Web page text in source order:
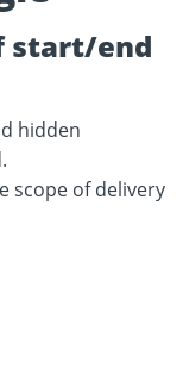
start/end
hidden
scope of delivery